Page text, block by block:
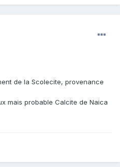
de la Scolecite, provenance
mais probable Calcite de Naica